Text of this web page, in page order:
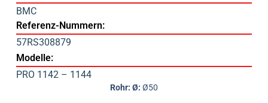
BMC
Referenz-Nummern:
57RS308879
Modelle:
PRO 1142 – 1144
Rohr: Ø: Ø50